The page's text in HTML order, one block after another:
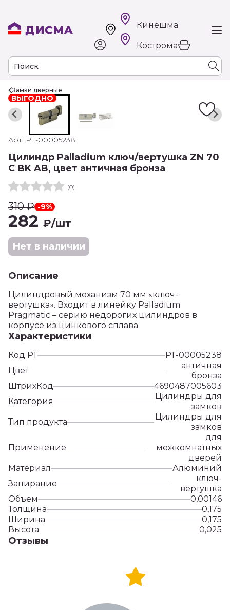
Кинешма
Кострома
Замки дверные
ВЫГОДНО
Арт. РТ-00005238
Цилиндр Palladium ключ/вертушка ZN 70
C BK AB, цвет античная бронза
(0)
310₽ -9%
282 ₽/шт
Нет в наличии
Описание
Цилиндровый механизм 70 мм «ключ-
вертушка». Входит в линейку Palladium
Pragmatic – серию недорогих цилиндров в
корпусе из цинкового сплава
Характеристики
Код РТ
РТ-00005238
Цвет
античная
бронза
ШтрихКод
4690487005603
Категория
Цилиндры для
замков
Тип продукта
Цилиндры для
замков
Применение
для
межкомнатных
дверей
Материал
Алюминий
Запирание
ключ-
вертушка
Объем
0,00146
Толщина
0,175
Ширина
0,175
Высота
0,025
Отзывы